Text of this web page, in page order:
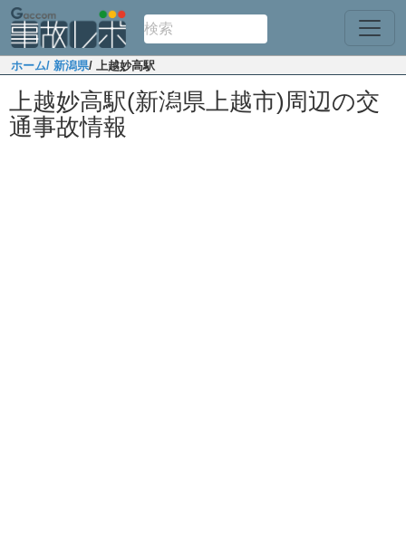
ホーム/ 新潟県/ 上越妙高駅
上越妙高駅(新潟県上越市)周辺の交
通事故情報